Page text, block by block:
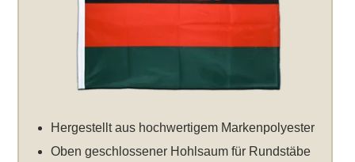
Hergestellt aus hochwertigem Markenpolyester
Oben geschlossener Hohlsaum für Rundstäbe